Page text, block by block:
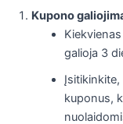
Kupono
galioja 3
kuponus,